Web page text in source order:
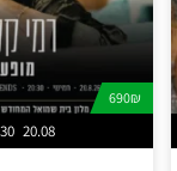
690₪
20.08